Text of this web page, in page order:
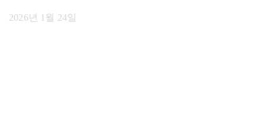
2026년 1월 24일